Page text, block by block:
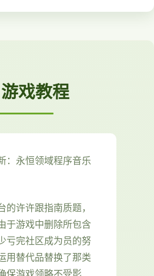
戏教程
：永恒领域程序音乐
的许许跟指南质题，
于游戏中删除所包含
亏完社区成为员的努
用替代品替换了那类